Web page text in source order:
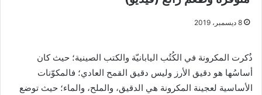
8 ديسمبر، 2019
ذُكرت المكرونة في الكُتُب اليابانيّة والكتب الصينية؛ حيث كان
أساسُها هو دقيق الأرز وليس دقيق القمح العادي؛ فالمكوّنات
الأساسية لعجينة المكرونة هي الدقيق، والملح، والماء؛ حيث توضع